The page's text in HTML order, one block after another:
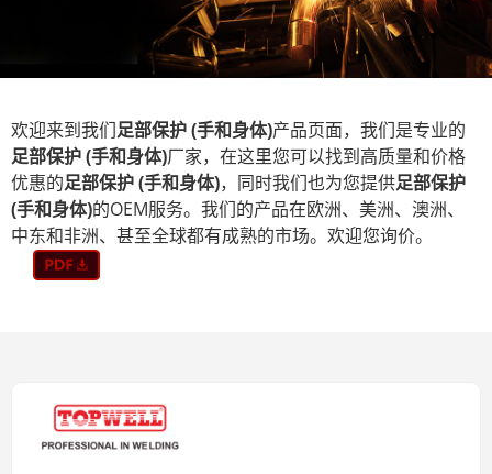
欢迎来到我们足部保护 (手和身体)产品页面，我们是专业的
足部保护 (手和身体)厂家，在这里您可以找到高质量和价格
优惠的足部保护 (手和身体)，同时我们也为您提供足部保护
(手和身体)的OEM服务。我们的产品在欧洲、美洲、澳洲、
中东和非洲、甚至全球都有成熟的市场。欢迎您询价。